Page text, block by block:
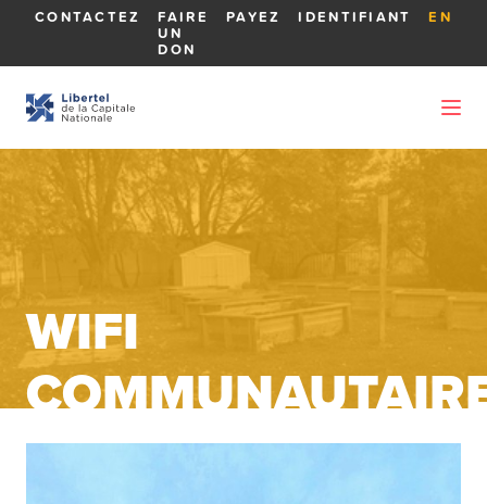
CONTACTEZ FAIRE
UN
DON
PAYEZ IDENTIFIANT EN
WIFI